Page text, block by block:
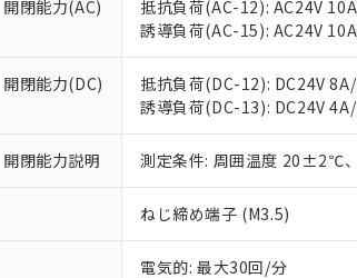
開閉能力(AC)
抵抗負荷(AC-12): AC24V
誘導負荷(AC-15): AC24V
開閉能力(DC)
抵抗負荷(DC-12): DC24V
誘導負荷(DC-13): DC24V
開閉能力説明 測定条件: 周囲温度 20±2℃
ねじ締め端子 (M3.5)
電気的: 最大30回/分
オムロン制御機器
在庫状況および標
マイパーツ機能（部
ている必要がありま
お客様が当ウェブサ
が、当社の製品・サ
さい。
※当社の共同利用者
いる法人を指します。
部品在庫の切り替え状況
※3 非含有証明書ダウ
下記の非含有証明書をダ
51物質の非含有証明書（
※2 環境保護使用期限
「ｅ」：有害物質（10物
「10」：通常の使用状況
味します。
また当社は、販売
たしません。
－
在庫なし(最新
機器販売店・
空
白
受注生産機種、